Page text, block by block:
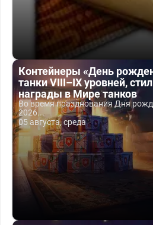
Контейнеры «День
танки VIII–IX уровней,
награды в Мире танков
Во время празднования Дня
2026...
05 августа, среда